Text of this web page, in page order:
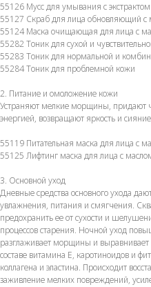
55126 Мусс для умывания с
55127 Скраб для лица обновляющий с
55124 Маска очищающая для лица с
55282 Тоник для сухой и
55283 Тоник для нормальной и
55284 Тоник для проблемной кожи
2. Питание и омоложение кожи
Устраняют мелкие морщины, придают
энергией, возвращают яркость и
55119 Питательная маска для лица с
55125 Лифтинг маска для лица с
3. Основной уход
Дневные средства основного ухода
увлажнения, питания и смягчения.
предохранить ее от сухости и
процессов старения. Ночной уход
разглаживает морщины и
составе витамина Е, каротиноидов и
коллагена и эластина. Происходит
заживление мелких повреждений,